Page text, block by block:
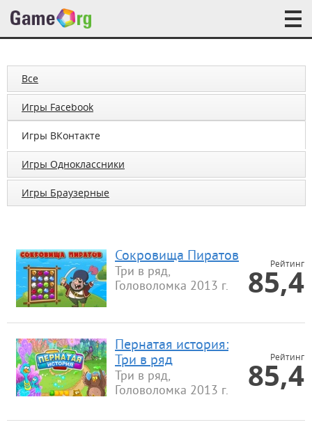
Все
Игры Facebook
Игры ВКонтакте
Игры Одноклассники
Игры Браузерные
Сокровища Пиратов
Три в ряд,
Головоломка 2013 г.
Рейтинг
85,4
Пернатая история:
Три в ряд
Три в ряд,
Головоломка 2013 г.
Рейтинг
85,4